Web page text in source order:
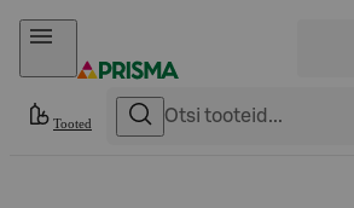
Otse sisu juurde
Tooted